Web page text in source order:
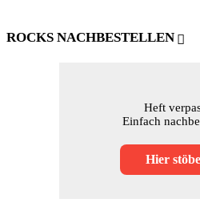
ROCKS NACHBESTELLEN
Heft
Einfach
Hier